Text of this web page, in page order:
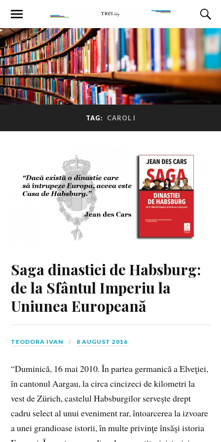
TAG: CAROL I
Saga dinastiei de Habsburg:
de la Sfântul Imperiu la
Uniunea Europeană
TEODORA IVAN 8 AUGUST 2016
“Duminică, 16 mai 2010. În partea germanică a Elveţiei,
în cantonul Aargau, la circa cincizeci de kilometri la
vest de Zürich, castelul Habsburgilor serveşte drept
cadru select al unui eveniment rar, întoarcerea la izvoare
a unei gran­dioase istorii, în multe privinţe însăşi istoria